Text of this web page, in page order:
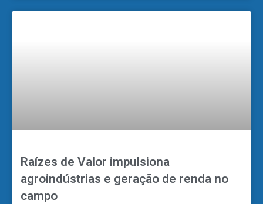
Raízes de Valor impulsiona
agroindústrias e geração de renda no
campo